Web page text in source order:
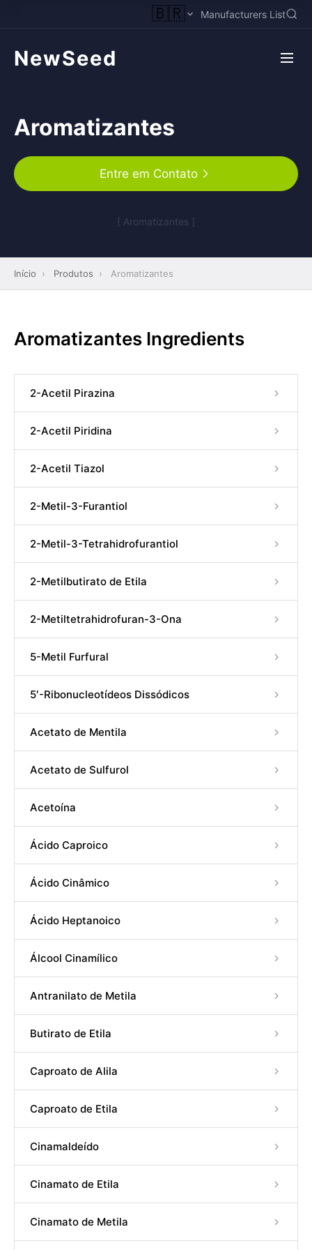
🇧🇷 Manufacturers List
NewSeed
Aromatizantes
Entre em Contato
[ Aromatizantes ]
Início › Produtos › Aromatizantes
Aromatizantes Ingredients
2-Acetil Pirazina
2-Acetil Piridina
2-Acetil Tiazol
2-Metil-3-Furantiol
2-Metil-3-Tetrahidrofurantiol
2-Metilbutirato de Etila
2-Metiltetrahidrofuran-3-Ona
5-Metil Furfural
5′-Ribonucleotídeos Dissódicos
Acetato de Mentila
Acetato de Sulfurol
Acetoína
Ácido Caproico
Ácido Cinâmico
Ácido Heptanoico
Álcool Cinamílico
Antranilato de Metila
Butirato de Etila
Caproato de Alila
Caproato de Etila
Cinamaldeído
Cinamato de Etila
Cinamato de Metila